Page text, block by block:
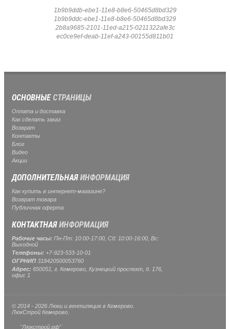
1b9b9ddb-ebe1-11e8-b8e6-50465d8bd329
1b9b9ddc-ebe1-11e8-b8e6-50465d8bd329
2b8a9685-2101-11ed-a215-0211322afe3c
ec0ce9ef-deab-11ef-a243-00155d811b01
ОСНОВНЫЕСТРАНИЦЫ
Оплата и доставка
Как сделать заказ
Возврат
Контакты
Блог
Видео
Акции
ДОПОЛНИТЕЛЬНАЯИНФОРМАЦИЯ
Как купить в интернет-магазине?
Возврат товара
Публичная оферта
КОНТАКТНАЯИНФОРМАЦИЯ
Рабочие часы: Пн-Пт: 10:00-17:00, Сб: 10:00-16:00, Вс:
Выходной
Телефоны: +7-923-533-10-01
ОГРНИП 318420500053760
Адрес: 650051, г. Кемерово, Кузнецкий проспект, д. 176,
офис 1
© 2014 - 2026 Люки и вентиляция в Кемерово.
ЛюкСтрой Кемерово.
"Люкстрой.рф"